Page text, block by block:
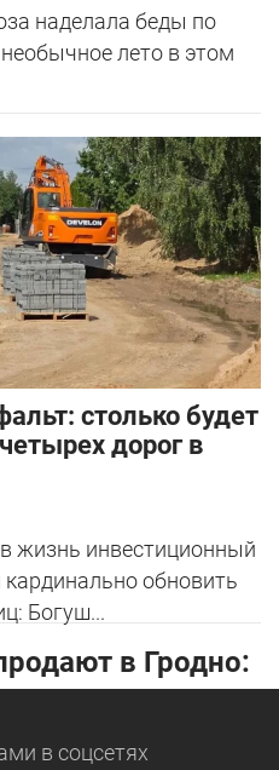
наделала беды по
лето в этом
столько будет
дорог в
жизнь инвестиционный
обновить
Богуш...
в Гродно:
в соцсетях